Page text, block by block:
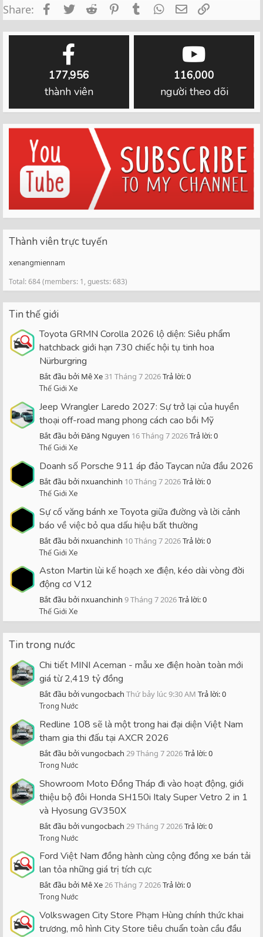
Share: FacebookTwitterReddit PinterestTumblrWhatsApp
Email
177,956
thành viên
116,000
người theo dõi
Thành viên trực tuyến
xenangmiennam
Total: 684 (members: 1, guests: 683)
Tin thế giới
Toyota GRMN Corolla 2026 lộ diện: Siêu phẩm
hatchback giới hạn 730 chiếc hội tụ tinh hoa
Nürburgring
Bắt đầu bởi Mê Xe31 Tháng 7 2026Trả lời: 0
Thế Giới Xe
Jeep Wrangler Laredo 2027: Sự trở lại của huyền
thoại off-road mang phong cách cao bồi Mỹ
Bắt đầu bởi Đăng Nguyen 16 Tháng 7 2026Trả lời: 0
Thế Giới Xe
Doanh số Porsche 911 áp đảo Taycan nửa đầu 2026
Bắt đầu bởi nxuanchinh 10 Tháng 7 2026Trả lời: 0
Thế Giới Xe
Sự cố văng bánh xe Toyota giữa đường và lời cảnh
báo về việc bỏ qua dấu hiệu bất thường
Bắt đầu bởi nxuanchinh 10 Tháng 7 2026Trả lời: 0
Thế Giới Xe
Aston Martin lùi kế hoạch xe điện, kéo dài vòng đời
động cơ V12
Bắt đầu bởi nxuanchinh 9 Tháng 7 2026Trả lời: 0
Thế Giới Xe
Tin trong nước
Chi tiết MINI Aceman - mẫu xe điện hoàn toàn mới
giá từ 2,419 tỷ đồng
Bắt đầu bởi vungocbach Thứ bảy lúc 9:30 AM Trả lời: 0
Trong Nước
Redline 108 sẽ là một trong hai đại diện Việt Nam
tham gia thi đấu tại AXCR 2026
Bắt đầu bởi vungocbach 29 Tháng 7 2026Trả lời: 0
Trong Nước
Showroom Moto Đồng Tháp đi vào hoạt động, giới
thiệu bộ đôi Honda SH150i Italy Super Vetro 2 in 1
và Hyosung GV350X
Bắt đầu bởi vungocbach 29 Tháng 7 2026Trả lời: 0
Trong Nước
Ford Việt Nam đồng hành cùng cộng đồng xe bán tải
lan tỏa những giá trị tích cực
Bắt đầu bởi Mê Xe26 Tháng 7 2026Trả lời: 0
Trong Nước
Volkswagen City Store Phạm Hùng chính thức khai
trương, mô hình City Store tiêu chuẩn toàn cầu đầu